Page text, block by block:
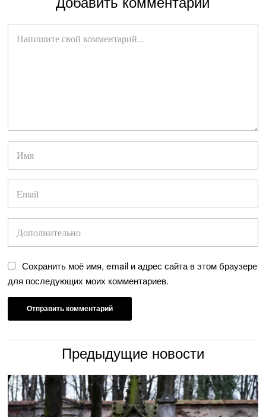
Сохранить моё имя, email и адрес сайта в этом браузере
для последующих моих комментариев.
Предыдущие новости